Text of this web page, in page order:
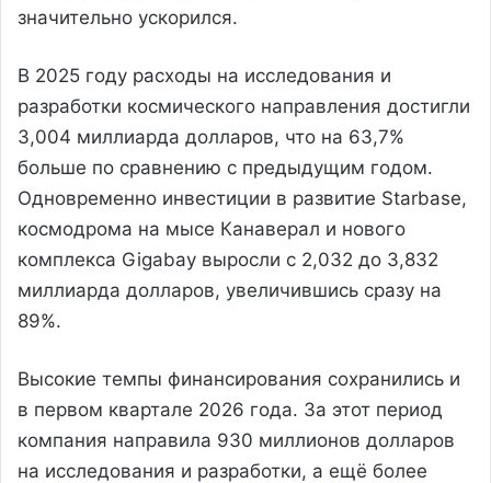
значительно ускорился.
В 2025 году расходы на исследования и
разработки космического направления достигли
3,004 миллиарда долларов, что на 63,7%
больше по сравнению с предыдущим годом.
Одновременно инвестиции в развитие Starbase,
космодрома на мысе Канаверал и нового
комплекса Gigabay выросли с 2,032 до 3,832
миллиарда долларов, увеличившись сразу на
89%.
Высокие темпы финансирования сохранились и
в первом квартале 2026 года. За этот период
компания направила 930 миллионов долларов
на исследования и разработки, а ещё более